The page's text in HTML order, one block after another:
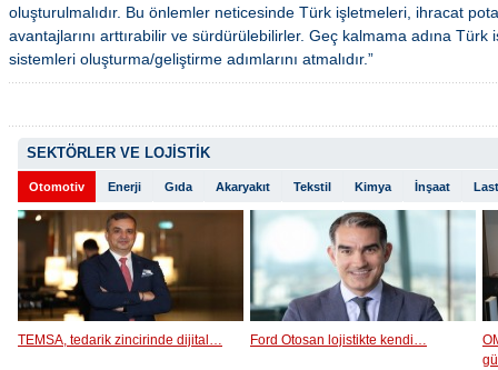
oluşturulmalıdır. Bu önlemler neticesinde Türk işletmeleri, ihracat
avantajlarını arttırabilir ve sürdürülebilirler. Geç kalmama adına
sistemleri oluşturma/geliştirme adımlarını atmalıdır.”
SEKTÖRLER VE LOJİSTİK
Otomotiv Enerji Gıda Akaryakıt Tekstil Kimya İnşaat
TEMSA, tedarik zincirinde dijital… Ford Otosan lojistikte kendi…